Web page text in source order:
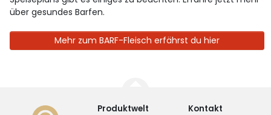
über gesundes Barfen.
Mehr zum BARF-Fleisch erfährst du hier
Produktwelt Kontakt